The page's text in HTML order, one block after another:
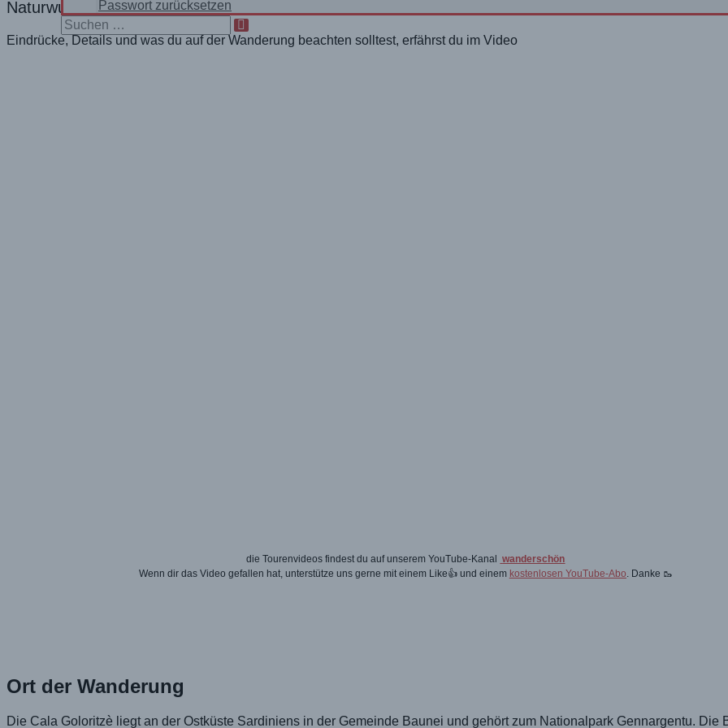
Passwort zurücksetzen
Search
for:
Naturwunder und erklären, was die Bucht so besonders macht.
Eindrücke, Details und was du auf der Wanderung beachten solltest, erfährst du im Video
die Tourenvideos findest du auf unserem YouTube-Kanal
wanderschön
Wenn dir das Video gefallen hat, unterstütze uns gerne mit einem Like👍 und einem kostenlosen YouTube-Abo. Danke 🥾
Ort der Wanderung
Die Cala Goloritzè liegt an der Ostküste Sardiniens in der Gemeinde Baunei und gehört zum Nationalpark Gennargentu. Die